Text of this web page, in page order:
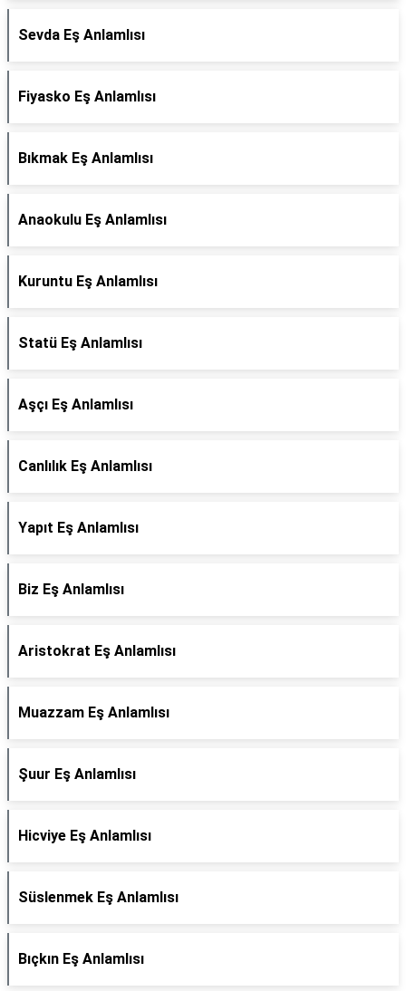
Sevda Eş Anlamlısı
Fiyasko Eş Anlamlısı
Bıkmak Eş Anlamlısı
Anaokulu Eş Anlamlısı
Kuruntu Eş Anlamlısı
Statü Eş Anlamlısı
Aşçı Eş Anlamlısı
Canlılık Eş Anlamlısı
Yapıt Eş Anlamlısı
Biz Eş Anlamlısı
Aristokrat Eş Anlamlısı
Muazzam Eş Anlamlısı
Şuur Eş Anlamlısı
Hicviye Eş Anlamlısı
Süslenmek Eş Anlamlısı
Bıçkın Eş Anlamlısı